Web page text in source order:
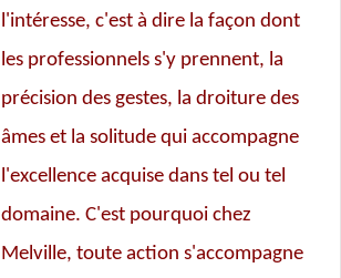
l'intéresse, c'est à dire la façon dont
les professionnels s'y prennent, la
précision des gestes, la droiture des
âmes et la solitude qui accompagne
l'excellence acquise dans tel ou tel
domaine. C'est pourquoi chez
Melville, toute action s'accompagne